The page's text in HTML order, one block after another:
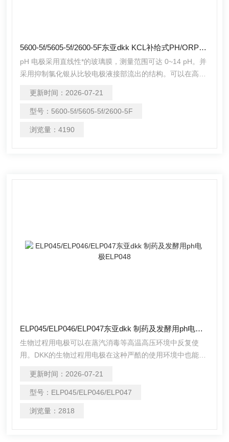
5600-5f/5605-5f/2600-5F东亚dkk KCL补给式PH/ORP电极5613-5F
pH 电极采用直线性*的玻璃膜，测量范围可达 0~14 pH。并
采用抑制氯化银从比较电极液接部流出的结构。可以在高
测量。
更新时间： 2026-07-21
型号： 5600-5f/5605-5f/2600-5F
浏览量： 4190
ELP045/ELP046/ELP047东亚dkk 制药及发酵用ph电极ELP048
生物过程用电极可以在蒸汽消毒等高温高压环境中反复使
用。DKK的生物过程用电极在这种严酷的使用环境中也能发
更新时间： 2026-07-21
型号： ELP045/ELP046/ELP047
浏览量： 2818